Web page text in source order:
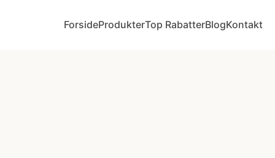
ForsideProdukterTop RabatterBlogKontakt